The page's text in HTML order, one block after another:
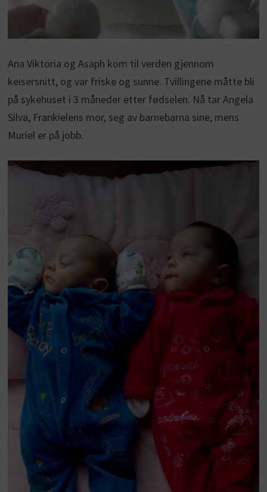
Ana Viktoria og Asaph kom til verden gjennom
keisersnitt, og var friske og sunne. Tvillingene måtte bli
på sykehuset i 3 måneder etter fødselen. Nå tar Angela
Silva, Frankielens mor, seg av barnebarna sine, mens
Muriel er på jobb.